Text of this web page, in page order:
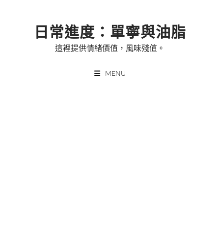
日常進度：單寧與油脂
這裡提供情緒價值，風味殘值。
MENU